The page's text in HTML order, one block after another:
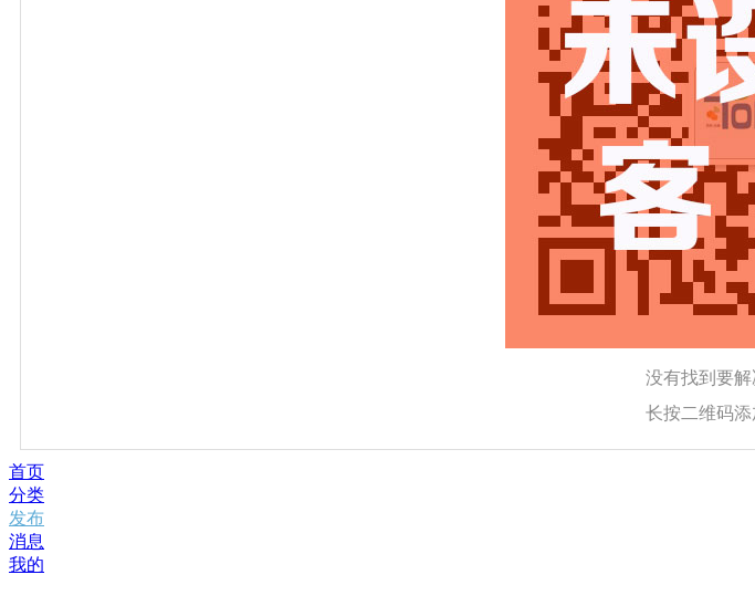
没有找到要解
长按二维码
首页
分类
发布
消息
我的